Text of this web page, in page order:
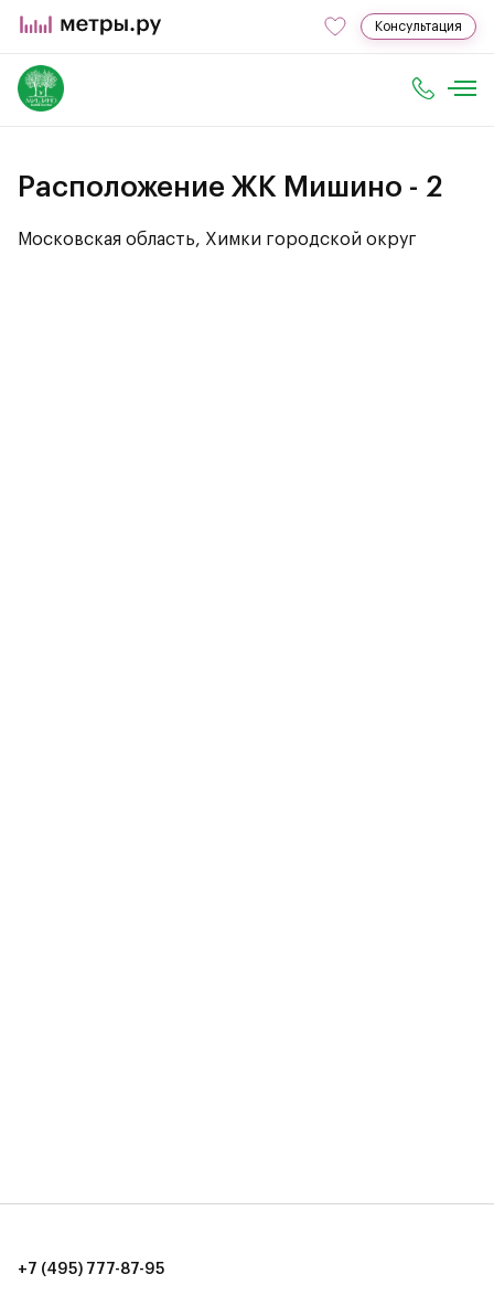
Консультация
Расположение ЖК Мишино - 2
Московская область, Химки городской округ
+7 (495) 777-87-95